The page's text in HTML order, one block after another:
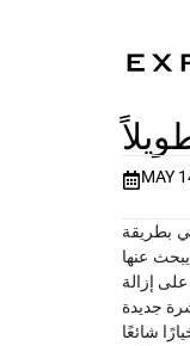
MAY
بطريقة
عنها
إزالة
جديدة
شائعًا